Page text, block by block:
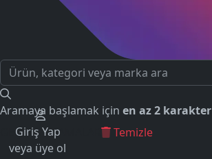
Aramaya başlamak için en az 2 karakter
GEÇMİŞ ARAMALAR
Temizle
Giriş Yap
veya üye ol